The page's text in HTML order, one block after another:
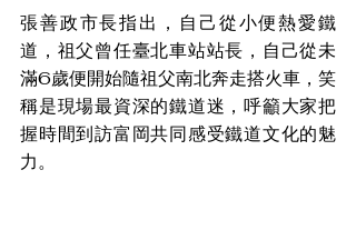
張善政市長指出，自己從小便熱愛鐵
道，祖父曾任臺北車站站長，自己從未
滿6歲便開始隨祖父南北奔走搭火車，笑
稱是現場最資深的鐵道迷，呼籲大家把
握時間到訪富岡共同感受鐵道文化的魅
力。